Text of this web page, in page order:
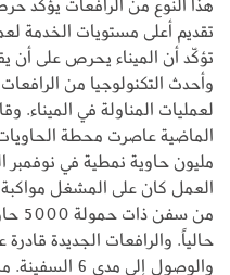
هذا النوع من الرافعات يؤكّد
تقديم أعلى مستويات الخدمة
تؤكّد أن الميناء يحرص على
وأحدث التكنولوجيا من
لعمليات المناولة في الميناء.
مليون حاوية نمطية في نوفمبر
العمل كان على المشغل
والوصول إلى